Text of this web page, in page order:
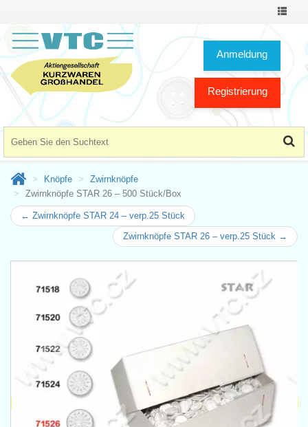
Toggle
Anmeldung
Registrierung
Knöpfe
Zwirnknöpfe
Zwirnknöpfe STAR 26 – 500 Stück/Box
← Zwirnknöpfe STAR 24 – verp.25 Stück
Zwirnknöpfe STAR 26 – verp.25 Stück →